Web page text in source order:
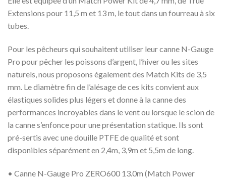
Extensions pour 11,5 m et 13 m, le tout dans un fourreau à six
tubes.
Pour les pêcheurs qui souhaitent utiliser leur canne N-Gauge
Pro pour pêcher les poissons d’argent, l’hiver ou les sites
naturels, nous proposons également des Match Kits de 3,5
mm. Le diamètre fin de l’alésage de ces kits convient aux
élastiques solides plus légers et donne à la canne des
performances incroyables dans le vent ou lorsque le scion de
la canne s’enfonce pour une présentation statique. Ils sont
pré-sertis avec une douille PTFE de qualité et sont
disponibles séparément en 2,4m, 3,9m et 5,5m de long.
• Canne N-Gauge Pro ZERO600 13.0m (Match Power